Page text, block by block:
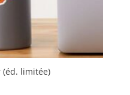
(éd. limitée)